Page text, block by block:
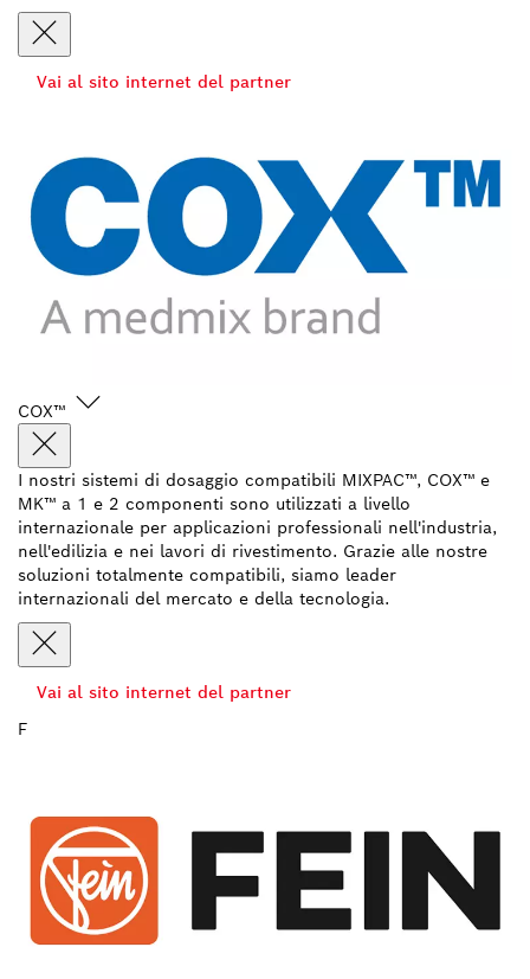
Vai al sito internet del partner
COX™
I nostri sistemi di dosaggio compatibili MIXPAC™, COX™ e
MK™ a 1 e 2 componenti sono utilizzati a livello
internazionale per applicazioni professionali nell'industria,
nell'edilizia e nei lavori di rivestimento. Grazie alle nostre
soluzioni totalmente compatibili, siamo leader
internazionali del mercato e della tecnologia.
Vai al sito internet del partner
F